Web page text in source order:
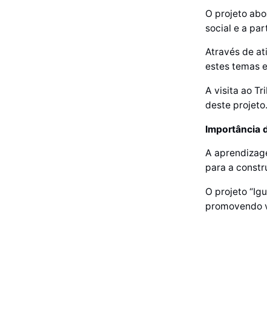
O projeto
social e a
Através de
estes temas
A visita ao
deste projeto.
Importância
A
para a
O projeto
promovendo